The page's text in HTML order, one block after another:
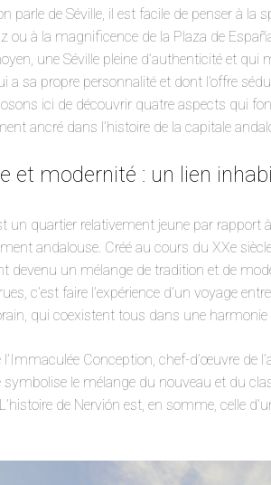
parle de Séville, il est facile de penser à
ou à la magnificence de la Plaza de
une Séville pleine d’authenticité et qui
a sa propre personnalité et dont l’offre
ici de découvrir quatre aspects qui
ancré dans l’histoire de la capitale
et modernité : un lien
un quartier relativement jeune par rapport
andalouse. Créé au cours du XXe
devenu un mélange de tradition et de
c’est faire l’expérience d’un voyage
qui coexistent tous dans une harmonie
l’Immaculée Conception, chef-d’œuvre de
symbolise le mélange du nouveau et du
de Nervión est, en somme, celle